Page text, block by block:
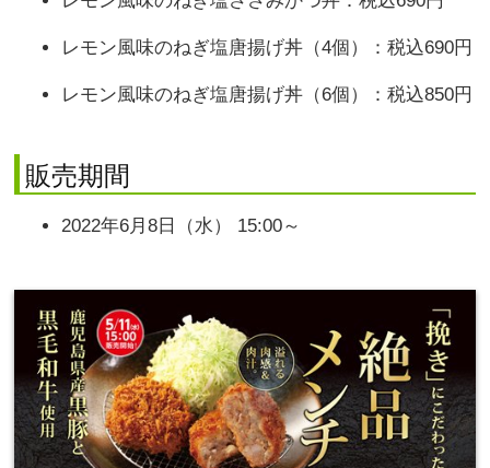
レモン風味のねぎ塩唐揚げ丼（4個）：税込690円
レモン風味のねぎ塩唐揚げ丼（6個）：税込850円
販売期間
2022年6月8日（水） 15:00～